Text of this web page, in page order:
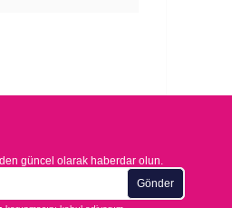
güncel olarak haberdar olun.
Gönder